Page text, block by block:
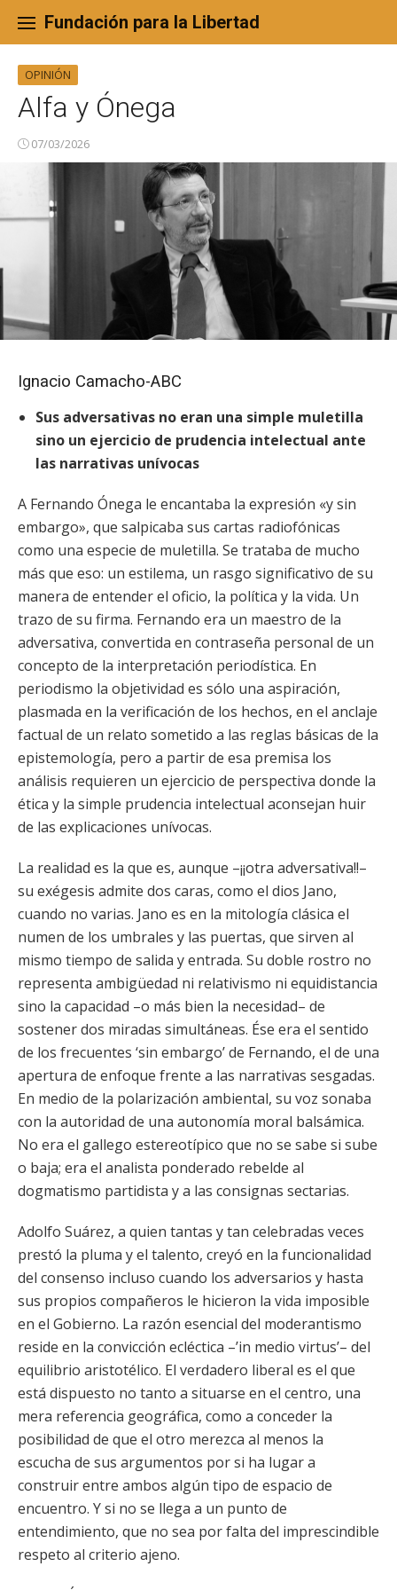
content
Fundación para la Libertad
OPINIÓN
Alfa y Ónega
07/03/2026
Ignacio Camacho-ABC
Sus adversativas no eran una simple muletilla
sino un ejercicio de prudencia intelectual ante
las narrativas unívocas
A Fernando Ónega le encantaba la expresión «y sin
embargo», que salpicaba sus cartas radiofónicas
como una especie de muletilla. Se trataba de mucho
más que eso: un estilema, un rasgo significativo de su
manera de entender el oficio, la política y la vida. Un
trazo de su firma. Fernando era un maestro de la
adversativa, convertida en contraseña personal de un
concepto de la interpretación periodística. En
periodismo la objetividad es sólo una aspiración,
plasmada en la verificación de los hechos, en el anclaje
factual de un relato sometido a las reglas básicas de la
epistemología, pero a partir de esa premisa los
análisis requieren un ejercicio de perspectiva donde la
ética y la simple prudencia intelectual aconsejan huir
de las explicaciones unívocas.
La realidad es la que es, aunque –¡¡otra adversativa!!–
su exégesis admite dos caras, como el dios Jano,
cuando no varias. Jano es en la mitología clásica el
numen de los umbrales y las puertas, que sirven al
mismo tiempo de salida y entrada. Su doble rostro no
representa ambigüedad ni relativismo ni equidistancia
sino la capacidad –o más bien la necesidad– de
sostener dos miradas simultáneas. Ése era el sentido
de los frecuentes ‘sin embargo’ de Fernando, el de una
apertura de enfoque frente a las narrativas sesgadas.
En medio de la polarización ambiental, su voz sonaba
con la autoridad de una autonomía moral balsámica.
No era el gallego estereotípico que no se sabe si sube
o baja; era el analista ponderado rebelde al
dogmatismo partidista y a las consignas sectarias.
Adolfo Suárez, a quien tantas y tan celebradas veces
prestó la pluma y el talento, creyó en la funcionalidad
del consenso incluso cuando los adversarios y hasta
sus propios compañeros le hicieron la vida imposible
en el Gobierno. La razón esencial del moderantismo
reside en la convicción ecléctica –’in medio virtus’– del
equilibrio aristotélico. El verdadero liberal es el que
está dispuesto no tanto a situarse en el centro, una
mera referencia geográfica, como a conceder la
posibilidad de que el otro merezca al menos la
escucha de sus argumentos por si ha lugar a
construir entre ambos algún tipo de espacio de
encuentro. Y si no se llega a un punto de
entendimiento, que no sea por falta del imprescindible
respeto al criterio ajeno.